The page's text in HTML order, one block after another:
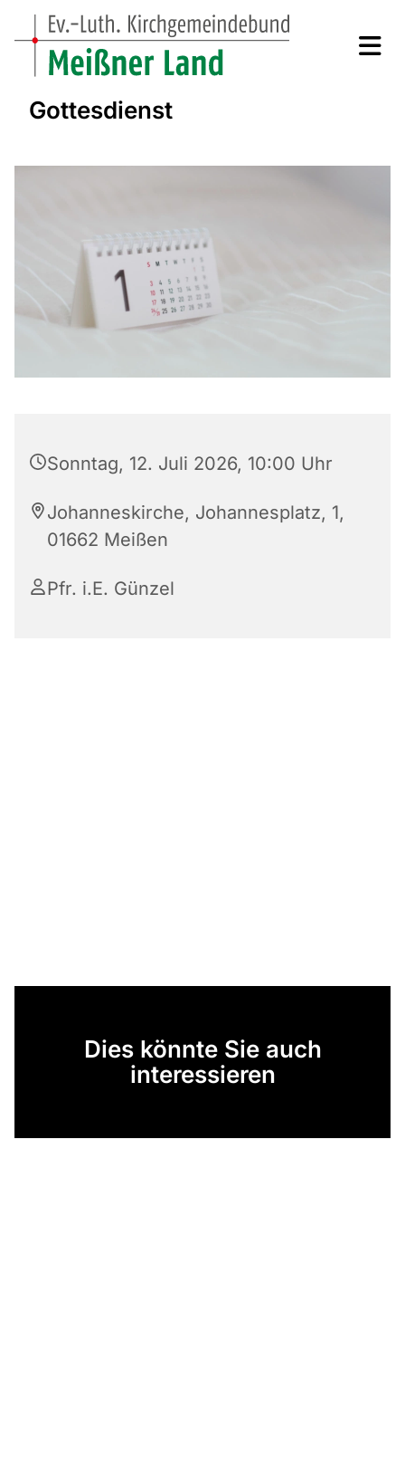
Gottesdienst
Sonntag, 12. Juli 2026, 10:00 Uhr
Johanneskirche, Johannesplatz, 1,
01662 Meißen
Pfr. i.E. Günzel
Dies könnte Sie auch
interessieren